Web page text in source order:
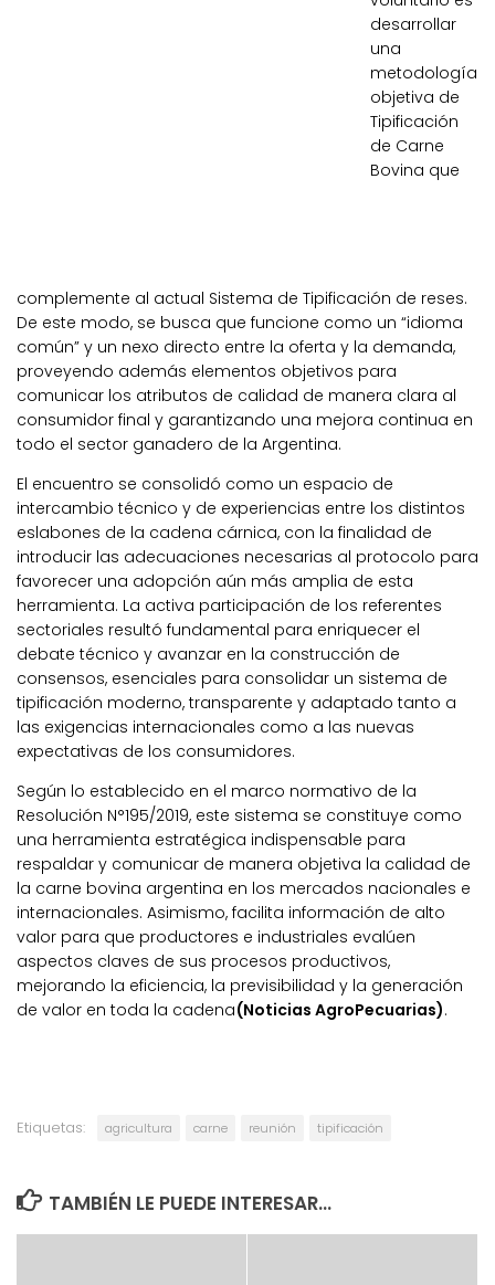
desarrollar
una
metodología
objetiva de
Tipificación
de Carne
Bovina que
complemente al actual Sistema de Tipificación de reses.
De este modo, se busca que funcione como un “idioma
común” y un nexo directo entre la oferta y la demanda,
proveyendo además elementos objetivos para
comunicar los atributos de calidad de manera clara al
consumidor final y garantizando una mejora continua en
todo el sector ganadero de la Argentina.
El encuentro se consolidó como un espacio de
intercambio técnico y de experiencias entre los distintos
eslabones de la cadena cárnica, con la finalidad de
introducir las adecuaciones necesarias al protocolo para
favorecer una adopción aún más amplia de esta
herramienta. La activa participación de los referentes
sectoriales resultó fundamental para enriquecer el
debate técnico y avanzar en la construcción de
consensos, esenciales para consolidar un sistema de
tipificación moderno, transparente y adaptado tanto a
las exigencias internacionales como a las nuevas
expectativas de los consumidores.
Según lo establecido en el marco normativo de la
Resolución N°195/2019, este sistema se constituye como
una herramienta estratégica indispensable para
respaldar y comunicar de manera objetiva la calidad de
la carne bovina argentina en los mercados nacionales e
internacionales. Asimismo, facilita información de alto
valor para que productores e industriales evalúen
aspectos claves de sus procesos productivos,
mejorando la eficiencia, la previsibilidad y la generación
de valor en toda la cadena(Noticias AgroPecuarias).
Etiquetas: agricultura carne reunión tipificación
TAMBIÉN LE PUEDE INTERESAR...